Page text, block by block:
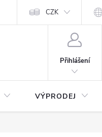
CZK
Přihlášení
VÝPRODEJ